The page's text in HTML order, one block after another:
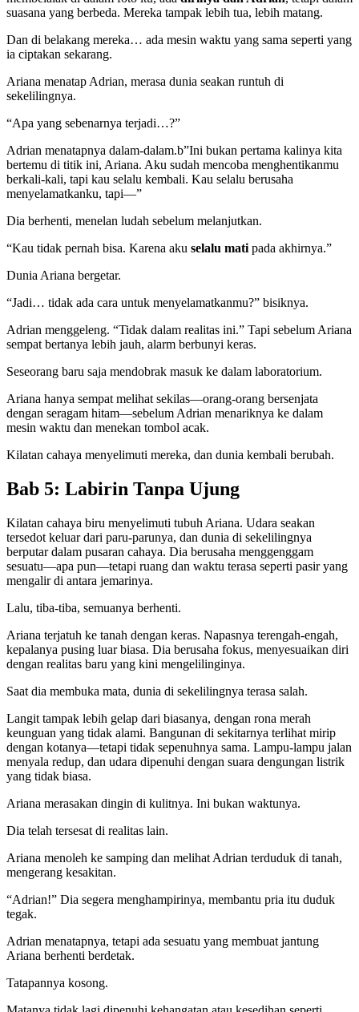
suasana yang berbeda. Mereka tampak lebih tua, lebih matang.
Dan di belakang mereka… ada mesin waktu yang sama seperti yang
ia ciptakan sekarang.
Ariana menatap Adrian, merasa dunia seakan runtuh di
sekelilingnya.
“Apa yang sebenarnya terjadi…?”
Adrian menatapnya dalam-dalam.b”Ini bukan pertama kalinya kita
bertemu di titik ini, Ariana. Aku sudah mencoba menghentikanmu
berkali-kali, tapi kau selalu kembali. Kau selalu berusaha
menyelamatkanku, tapi—”
Dia berhenti, menelan ludah sebelum melanjutkan.
“Kau tidak pernah bisa. Karena aku selalu mati pada akhirnya.”
Dunia Ariana bergetar.
“Jadi… tidak ada cara untuk menyelamatkanmu?” bisiknya.
Adrian menggeleng. “Tidak dalam realitas ini.” Tapi sebelum Ariana
sempat bertanya lebih jauh, alarm berbunyi keras.
Seseorang baru saja mendobrak masuk ke dalam laboratorium.
Ariana hanya sempat melihat sekilas—orang-orang bersenjata
dengan seragam hitam—sebelum Adrian menariknya ke dalam
mesin waktu dan menekan tombol acak.
Kilatan cahaya menyelimuti mereka, dan dunia kembali berubah.
Bab 5: Labirin Tanpa Ujung
Kilatan cahaya biru menyelimuti tubuh Ariana. Udara seakan
tersedot keluar dari paru-parunya, dan dunia di sekelilingnya
berputar dalam pusaran cahaya. Dia berusaha menggenggam
sesuatu—apa pun—tetapi ruang dan waktu terasa seperti pasir yang
mengalir di antara jemarinya.
Lalu, tiba-tiba, semuanya berhenti.
Ariana terjatuh ke tanah dengan keras. Napasnya terengah-engah,
kepalanya pusing luar biasa. Dia berusaha fokus, menyesuaikan diri
dengan realitas baru yang kini mengelilinginya.
Saat dia membuka mata, dunia di sekelilingnya terasa salah.
Langit tampak lebih gelap dari biasanya, dengan rona merah
keunguan yang tidak alami. Bangunan di sekitarnya terlihat mirip
dengan kotanya—tetapi tidak sepenuhnya sama. Lampu-lampu jalan
menyala redup, dan udara dipenuhi dengan suara dengungan listrik
yang tidak biasa.
Ariana merasakan dingin di kulitnya. Ini bukan waktunya.
Dia telah tersesat di realitas lain.
Ariana menoleh ke samping dan melihat Adrian terduduk di tanah,
mengerang kesakitan.
“Adrian!” Dia segera menghampirinya, membantu pria itu duduk
tegak.
Adrian menatapnya, tetapi ada sesuatu yang membuat jantung
Ariana berhenti berdetak.
Tatapannya kosong.